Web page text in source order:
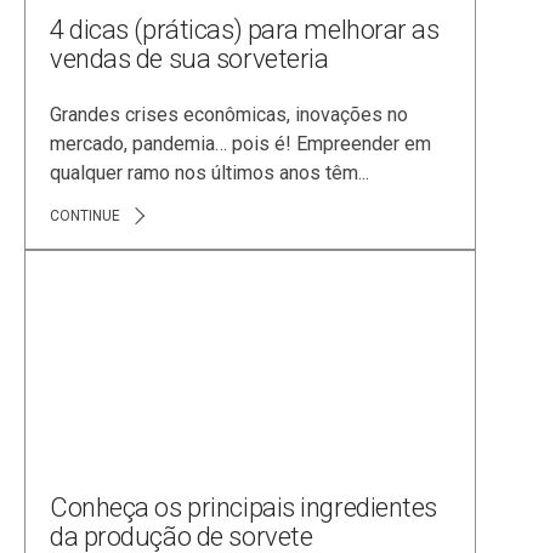
4 dicas (práticas) para melhorar as
vendas de sua sorveteria
Grandes crises econômicas, inovações no
mercado, pandemia… pois é! Empreender em
qualquer ramo nos últimos anos têm...
CONTINUE
Conheça os principais ingredientes
da produção de sorvete